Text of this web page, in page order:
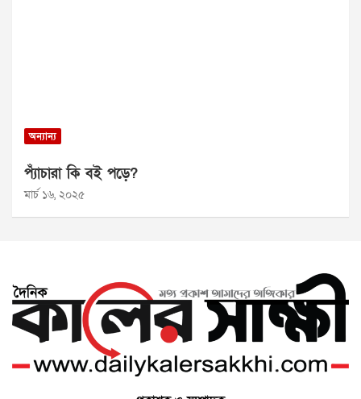
অন্যান্য
প্যাঁচারা কি বই পড়ে?
মার্চ ১৬, ২০২৫